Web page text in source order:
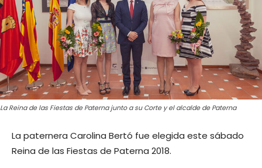
La Reina de las Fiestas de Paterna junto a su Corte y el alcalde de Paterna
La paternera Carolina Bertó fue elegida este sábado
Reina de las Fiestas de Paterna 2018.